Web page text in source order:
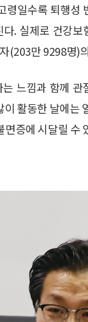
일수록 퇴행성
. 실제로 건강
(203만 9298명)
느낌과 함께
활동한 날에는
면증에 시달릴 수